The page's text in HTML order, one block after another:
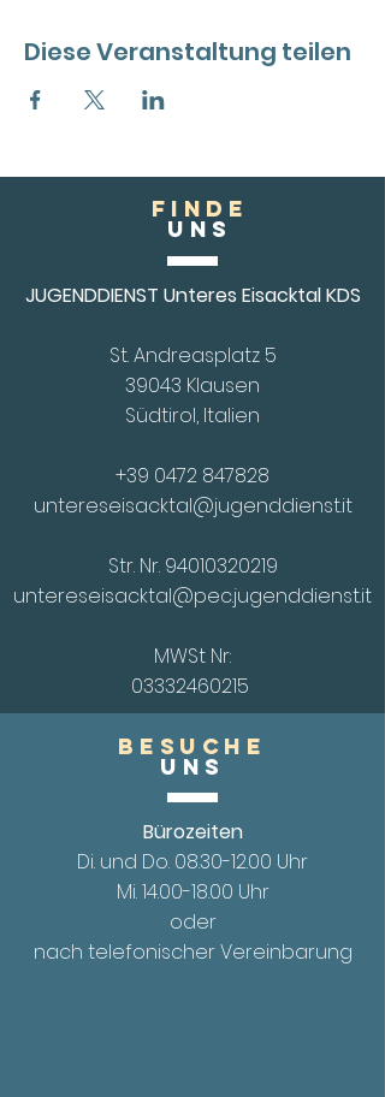
Diese Veranstaltung teilen
FINDE
Uns
JUGENDDIENST Unteres Eisacktal KDS
St. Andreasplatz 5
39043 Klausen
Südtirol, Italien
+39 0472 847828
untereseisacktal@jugenddienst.it
Str. Nr. 94010320219
untereseisacktal@pec.jugenddienst.it
MWSt Nr:
03332460215
Besuche
UnS
Bürozeiten
Di. und Do. 08.30-12.00 Uhr
Mi. 14.00-18.00 Uhr
oder
nach telefonischer Vereinbarung